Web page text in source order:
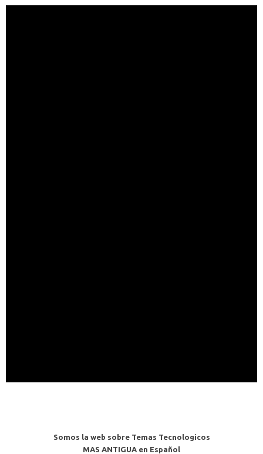
Somos la web sobre Temas Tecnologicos
MAS ANTIGUA en Español